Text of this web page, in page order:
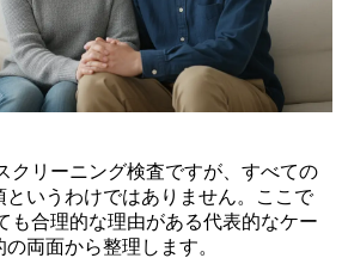
クリーニング検査ですが、すべての
いうわけではありません。ここで
も合理的な理由がある代表的なケー
両面から整理します。